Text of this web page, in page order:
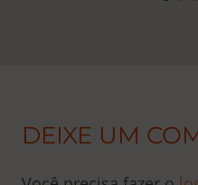
DEIXE UM